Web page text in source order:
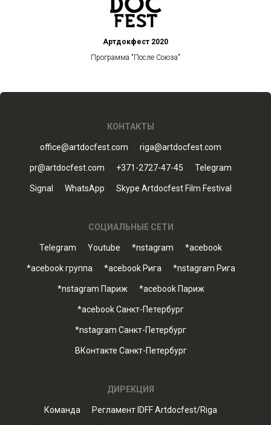
Артдокфест 2020
Программа "После Союза"
КОНТАКТЫ
office@artdocfest.com riga@artdocfest.com
pr@artdocfest.com +371-2727-47-45 Telegram
Signal WhatsApp Skype Artdocfest Film Festival
СОЦИАЛЬНЫЕ СЕТИ
Telegram Youtube *nstagram *acebook
*acebook группа *acebook Рига *nstagram Рига
*nstagram Париж *acebook Париж
*acebook Санкт-Петербург
*nstagram Санкт-Петербург
ВКонтакте Санкт-Петербург
ДИРЕКЦИЯ
Команда Регламент IDFF Artdocfest/Riga